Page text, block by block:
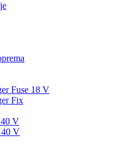
Fuse 18 V
Fix
V
40 V